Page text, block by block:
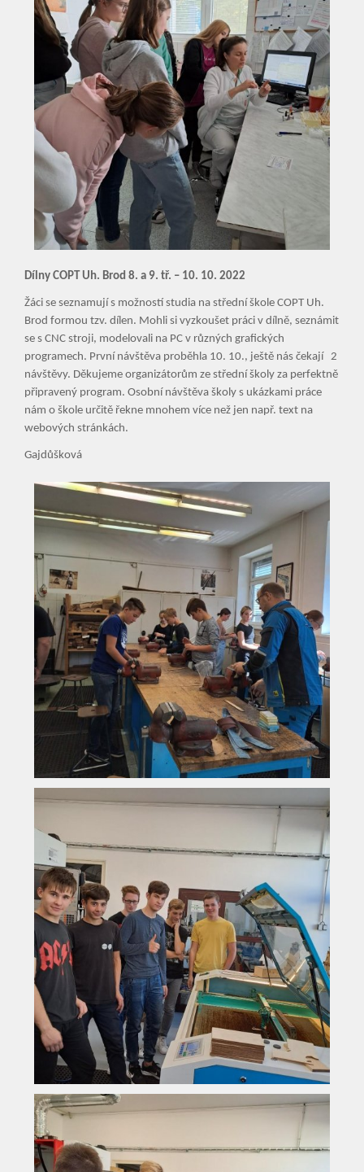
Dílny COPT Uh. Brod 8. a 9. tř. – 10. 10. 2022
Žáci se seznamují s možností studia na střední škole COPT Uh.
Brod formou tzv. dílen. Mohli si vyzkoušet práci v dílně, seznámit
se s CNC stroji, modelovali na PC v různých grafických
programech. První návštěva proběhla 10. 10., ještě nás čekají 2
návštěvy. Děkujeme organizátorům ze střední školy za perfektně
připravený program. Osobní návštěva školy s ukázkami práce
nám o škole určitě řekne mnohem více než jen např. text na
webových stránkách.
Gajdůšková